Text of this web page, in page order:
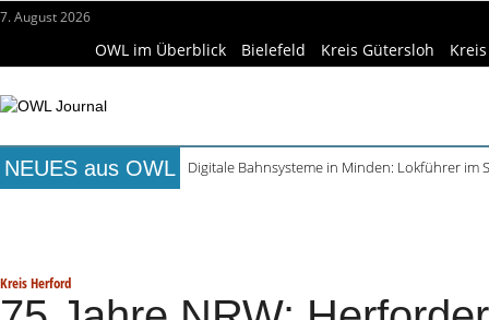
7. August 2026
OWL im Überblick Bielefeld Kreis Gütersloh
NEUES aus OWL
Digitale Bahnsysteme in Minden: Lokführer im
Kreis Herford